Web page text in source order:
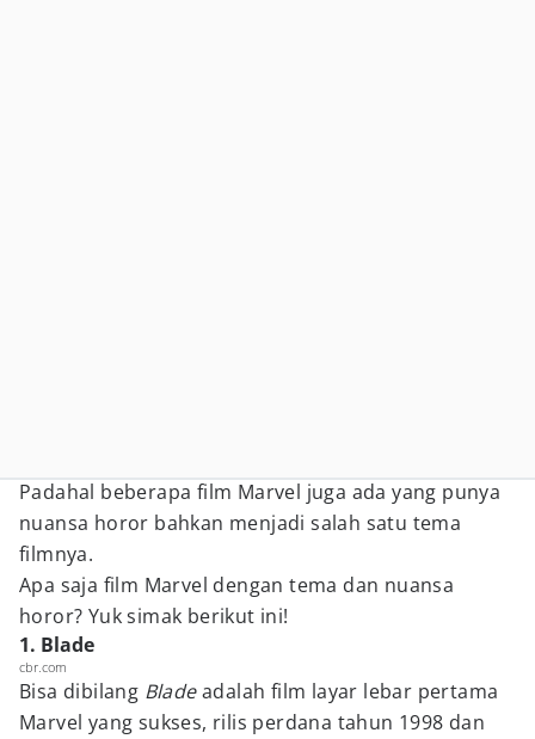
Padahal beberapa film Marvel juga ada yang punya
nuansa horor bahkan menjadi salah satu tema
filmnya.
Apa saja film Marvel dengan tema dan nuansa
horor? Yuk simak berikut ini!
1. Blade
cbr.com
Bisa dibilang Bladeadalah film layar lebar pertama
Marvel yang sukses, rilis perdana tahun 1998 dan